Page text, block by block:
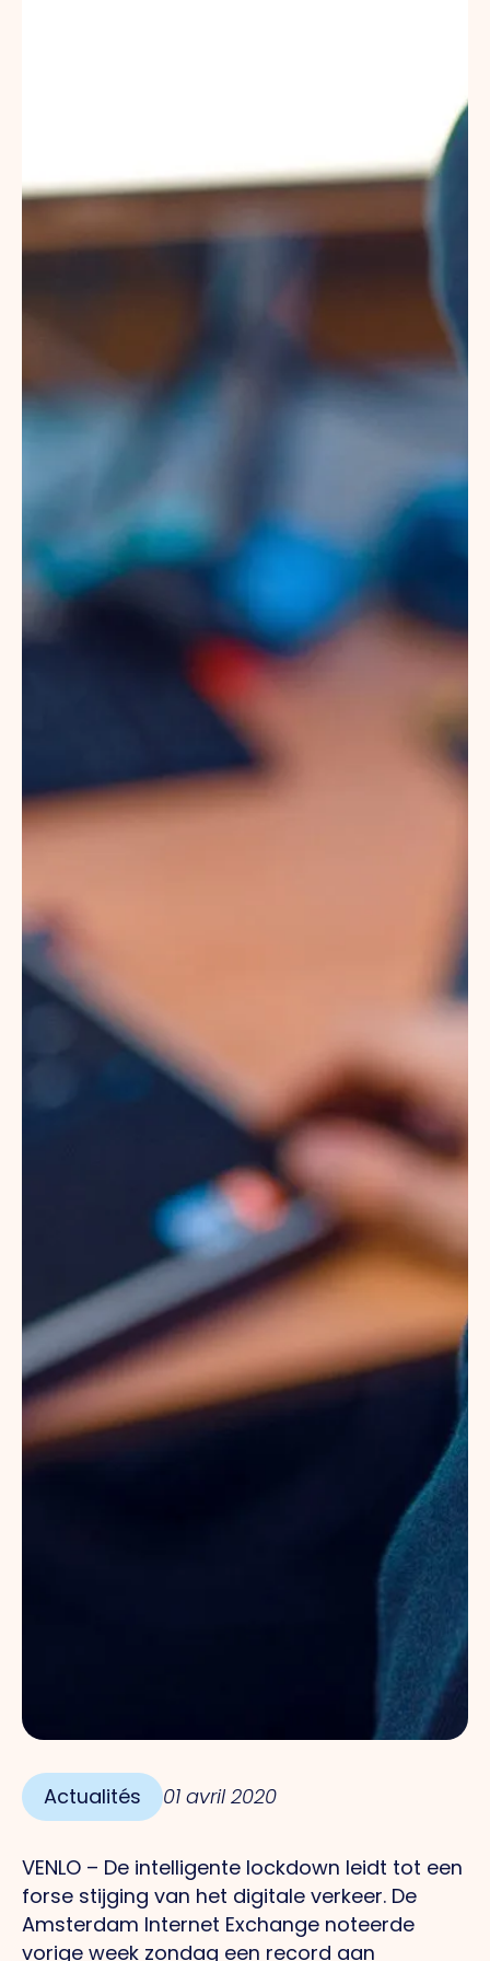
Actualités 01 avril 2020
VENLO – De intelligente lockdown leidt tot een
forse stijging van het digitale verkeer. De
Amsterdam Internet Exchange noteerde
vorige week zondag een record aan